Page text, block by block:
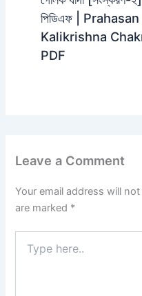
পিডিএফ |
Kalikrishna
PDF
Leave a Comment
Your email address will
are marked *
here..